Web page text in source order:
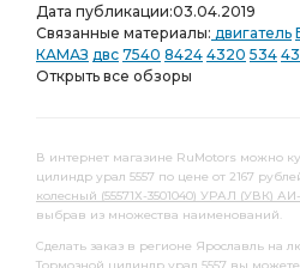
Дата публикации:03.04.2019
Связанные материалы: двигатель
КАМАЗ двс 7540 8424 4320 534
Открыть все обзоры
В интернет магазине RuMotors можно
цилиндр урал 5557 по цене от 2167
колесный (55571Х-3501040) УРАЛ (УВК) АИ-
выбрав из множества наименований.
Сделать заказ в регионе Ярославль на